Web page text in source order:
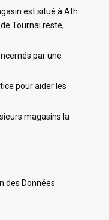
est situé à Ath
Tournai reste,
par une
pour aider les
magasins la
des Données